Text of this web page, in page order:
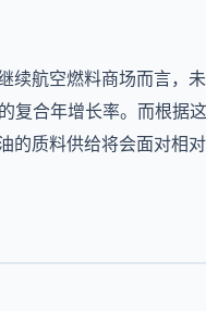
续航空燃料商场而言，未
的复合年增长率。而根据这
的质料供给将会面对相